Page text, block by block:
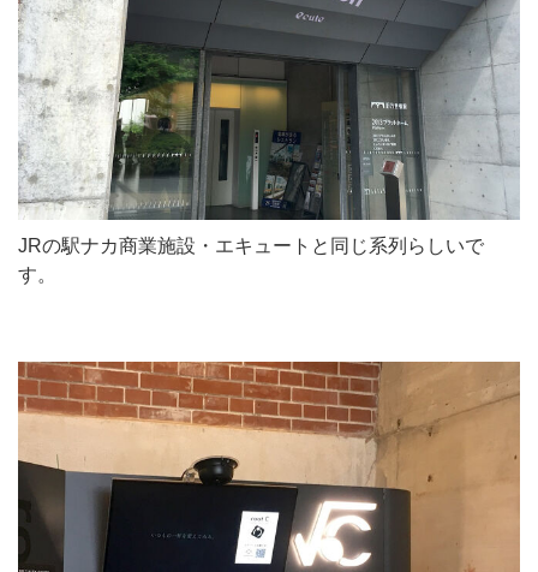
JRの駅ナカ商業施設・エキュートと同じ系列らしいで
す。